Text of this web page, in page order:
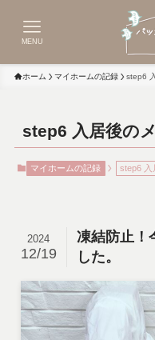
MENU
ホーム マイホームの記録 step6
step6 入居後の
マイホームの記録 step6 入
凍結防止！
した。
2024
12/19